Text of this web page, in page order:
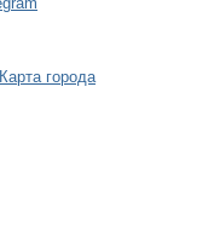
Карта города